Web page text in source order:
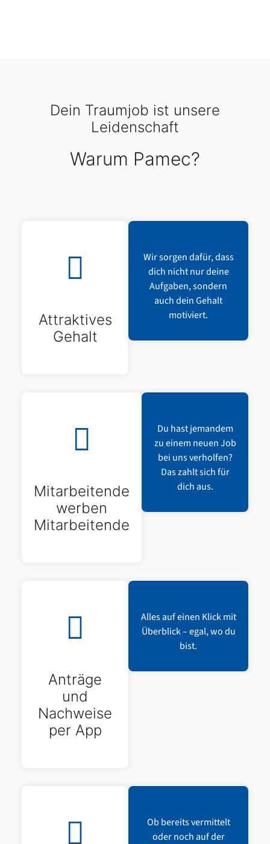
Dein Traumjob ist unsere
Leidenschaft
Warum Pamec?
Attraktives
Gehalt
Wir sorgen dafür, dass
dich nicht nur deine
Aufgaben, sondern
auch dein Gehalt
motiviert.
Mitarbeitende
werben
Mitarbeitende
Du hast jemandem
zu einem neuen Job
bei uns verholfen?
Das zahlt sich für
dich aus.
Anträge
und
Nachweise
per App
Alles auf einen Klick mit
Überblick – egal, wo du
bist.
Ob bereits vermittelt
oder noch auf der